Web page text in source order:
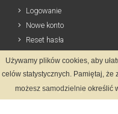
Logowanie
Nowe konto
Reset hasła
Informacje
Zasady Rejestracji
Używamy plików cookies, aby
celów statystycznych. Pamiętaj,
możesz samodzielnie określić